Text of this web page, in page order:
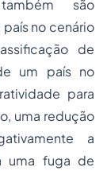
são
no cenário
de
um país no
para
uma redução
a
uma fuga de